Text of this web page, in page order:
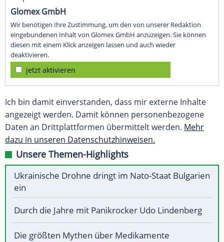
Glomex GmbH
Wir benötigen Ihre Zustimmung, um den von unserer Redaktion
eingebundenen Inhalt von Glomex GmbH anzuzeigen. Sie können
diesen mit einem Klick anzeigen lassen und auch wieder
deaktivieren.
jetzt aktivieren
Ich bin damit einverstanden, dass mir externe Inhalte
angezeigt werden. Damit können personenbezogene
Daten an Drittplattformen übermittelt werden. Mehr
dazu in unseren Datenschutzhinweisen.
Unsere Themen-Highlights
Ukrainische Drohne dringt im Nato-Staat Bulgarien
ein
Durch die Jahre mit Panikrocker Udo Lindenberg
Die größten Mythen über Medikamente